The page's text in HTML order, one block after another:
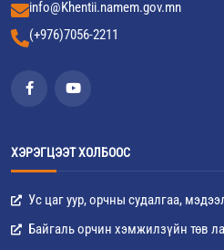
info@Khentii.namem.gov.mn
(+976)7056-2211
ХЭРЭГЦЭЭТ ХОЛБООС
Ус цаг уур, орчны судалгаа,
Байгаль орчин хэмжилзүйн төв